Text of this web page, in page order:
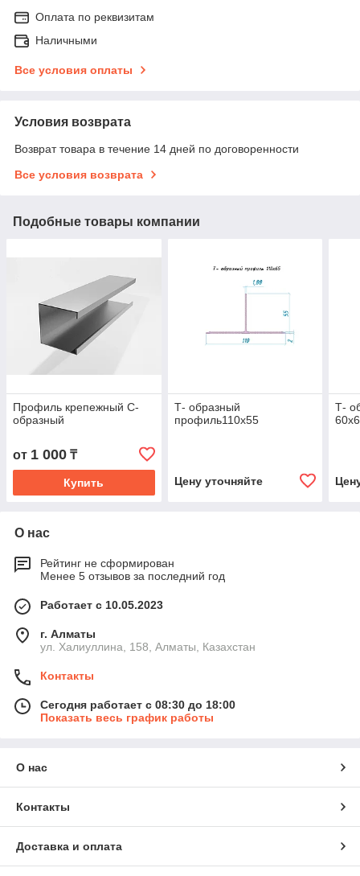
Оплата по реквизитам
Наличными
Все условия оплаты
Условия возврата
Возврат товара в течение 14 дней по договоренности
Все условия возврата
Подобные товары компании
Профиль крепежный С-
образный
от 1 000 ₸
Купить
Т- образный
профиль110х55
Цену уточняйте
Т-
О нас
Рейтинг не сформирован
Менее 5 отзывов за последний год
Работает с 10.05.2023
г. Алматы
ул. Халиуллина, 158, Алматы, Казахстан
Контакты
Сегодня работает с 08:30 до 18:00
Показать весь график работы
О нас
Контакты
Доставка и оплата